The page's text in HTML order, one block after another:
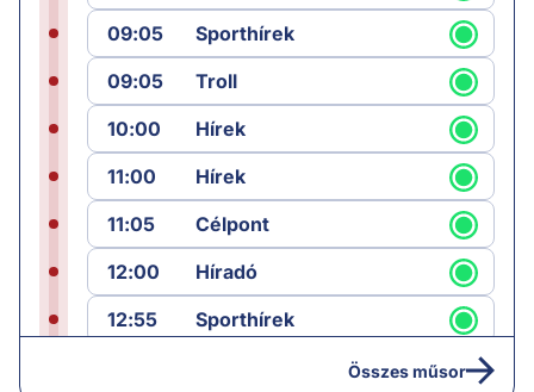
09:05
Sporthírek
09:05
Troll
10:00
Hírek
11:00
Hírek
11:05
Célpont
12:00
Híradó
12:55
Sporthírek
Összes műsor